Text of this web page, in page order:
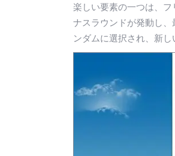
楽しい要素の一つは、
ナスラウンドが発動し
ンダムに選択され、新し